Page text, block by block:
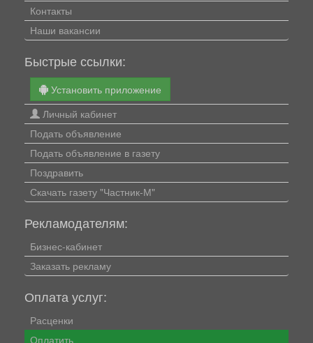
Контакты
Наши вакансии
Быстрые ссылки:
Установить приложение
Личный кабинет
Подать объявление
Подать объявление в газету
Поздравить
Скачать газету "Частник-М"
Рекламодателям:
Бизнес-кабинет
Заказать рекламу
Оплата услуг:
Расценки
Оплатить